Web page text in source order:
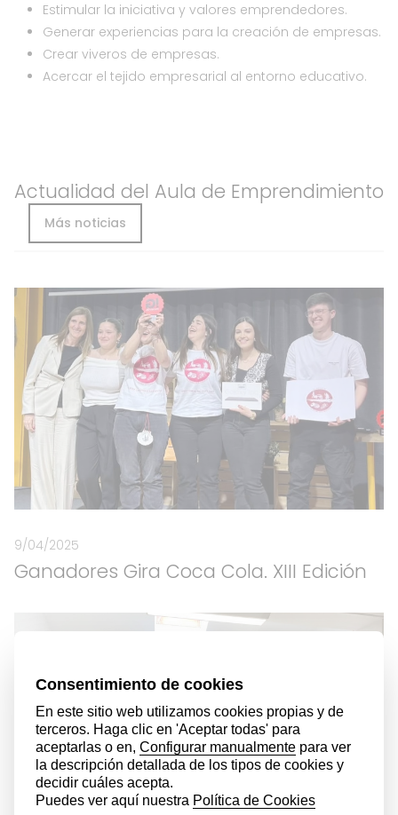
Estimular la iniciativa y valores emprendedores.
Generar experiencias para la creación de empresas.
Crear viveros de empresas.
Acercar el tejido empresarial al entorno educativo.
Actualidad del Aula de Emprendimiento
Más noticias
9/04/2025
Ganadores Gira Coca Cola. XIII Edición